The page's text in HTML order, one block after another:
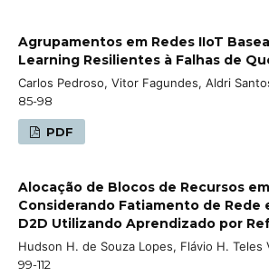
Agrupamentos em Redes IIoT
Learning Resilientes à Falhas de
Carlos Pedroso, Vitor Fagundes, Aldri
85-98
PDF
Alocação de Blocos de Recursos
Considerando Fatiamento de Rede
D2D Utilizando Aprendizado por
Hudson H. de Souza Lopes, Flávio H. Teles
99-112